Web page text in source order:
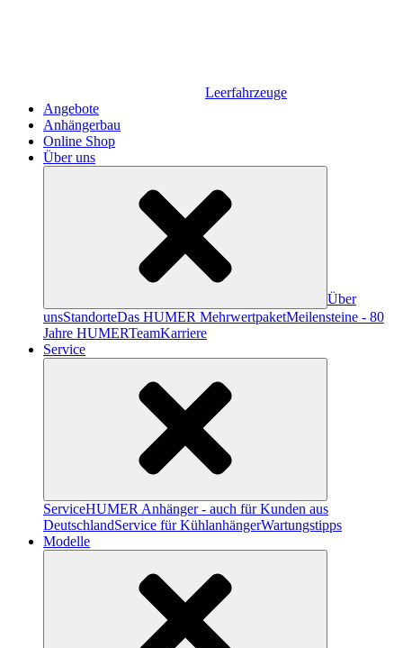
Leerfahrzeuge
Angebote
Anhängerbau
Online Shop
Über uns
Über
unsStandorteDas HUMER MehrwertpaketMeilensteine - 80
Jahre HUMERTeamKarriere
Service
ServiceHUMER Anhänger - auch für Kunden aus
DeutschlandService für KühlanhängerWartungstipps
Modelle